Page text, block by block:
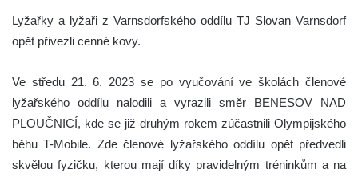
Lyžařky a lyžaři z Varnsdorfského oddílu TJ Slovan Varnsdorf
opět přivezli cenné kovy.
Ve středu 21. 6. 2023 se po vyučování ve školách členové
lyžařského oddílu nalodili a vyrazili směr BENESOV NAD
PLOUČNICÍ, kde se již druhým rokem zúčastnili Olympijského
běhu T-Mobile. Zde členové lyžařského oddílu opět předvedli
skvělou fyzičku, kterou mají díky pravidelným tréninkům a na